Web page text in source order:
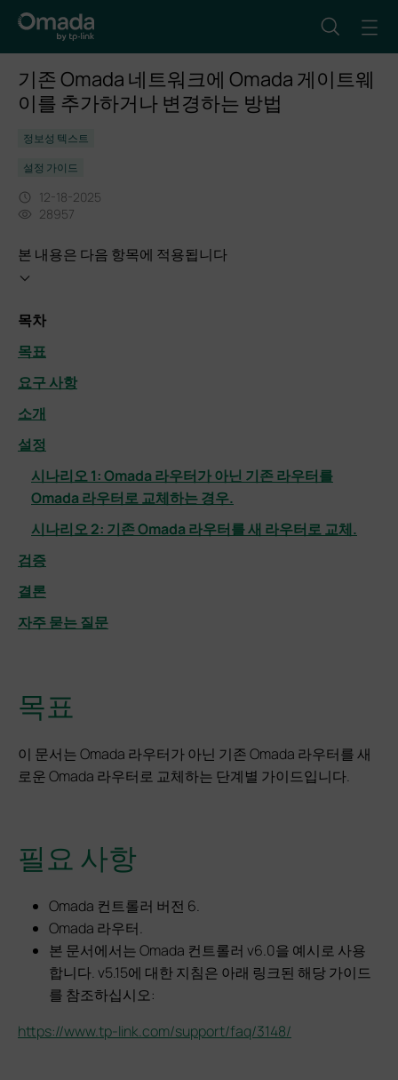
기존 Omada 네트워크에 Omada 게이트웨
이를 추가하거나 변경하는 방법
정보성 텍스트
설정 가이드
12-18-2025
28957
본 내용은 다음 항목에 적용됩니다
목차
목표
요구 사항
소개
설정
시나리오 1: Omada 라우터가 아닌 기존 라우터를
Omada 라우터로 교체하는 경우.
시나리오 2: 기존 Omada 라우터를 새 라우터로 교체.
검증
결론
자주 묻는 질문
목표
이 문서는 Omada 라우터가 아닌 기존 Omada 라우터를 새
로운 Omada 라우터로 교체하는 단계별 가이드입니다.
필요 사항
Omada 컨트롤러 버전 6.
Omada 라우터.
본 문서에서는 Omada 컨트롤러 v6.0을 예시로 사용
합니다. v5.15에 대한 지침은 아래 링크된 해당 가이드
를 참조하십시오:
https://www.tp-link.com/support/faq/3148/